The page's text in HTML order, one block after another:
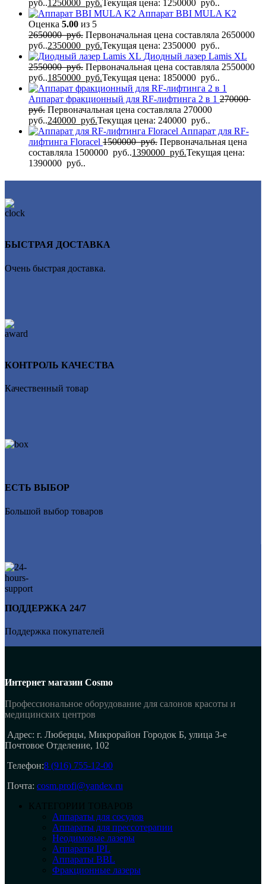
руб..1250000 руб.Текущая цена: 1250000 руб..
Аппарат BBI MULA K2
Оценка 5.00 из 5
2650000руб. Первоначальная цена составляла 2650000
руб..2350000 руб.Текущая цена: 2350000 руб..
Диодный лазер Lamis XL
2550000руб. Первоначальная цена составляла 2550000
руб..1850000 руб.Текущая цена: 1850000 руб..
Аппарат фракционный для RF-лифтинга 2 в 1 270000
руб. Первоначальная цена составляла 270000
руб..240000 руб.Текущая цена: 240000 руб..
Аппарат для RF-
лифтинга Flоrасеl 1500000руб. Первоначальная цена
составляла 1500000 руб..1390000 руб.Текущая цена:
1390000 руб..
БЫСТРАЯ ДОСТАВКА
Очень быстрая доставка.
КОНТРОЛЬ КАЧЕСТВА
Качественный товар
ЕСТЬ ВЫБОР
Большой выбор товаров
ПОДДЕРЖКА 24/7
Поддержка покупателей
Интернет магазин Cosmo
Профессиональное оборудование для салонов красоты и
медицинских центров
Адрес: г. Люберцы, Микрорайон Городок Б, улица 3-е
Почтовое Отделение, 102
Телефон:8 (916) 755-12-00
Почта: cosm.profi@yandex.ru
КАТЕГОРИИ ТОВАРОВ
Аппараты для сосудов
Аппараты для прессотерапии
Неодимовые лазеры
Аппараты IPL
Аппараты BBL
Фракционные лазеры